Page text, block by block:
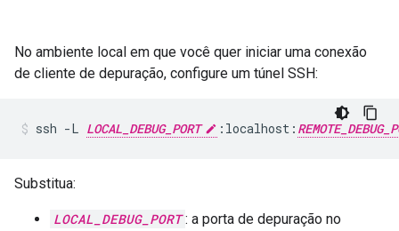
No ambiente local em que você quer iniciar uma conexão
de cliente de depuração, configure um túnel SSH:
ssh -L LOCAL_DEBUG_PORT :localhost:
Substitua:
LOCAL_DEBUG_PORT : a porta de depuração no